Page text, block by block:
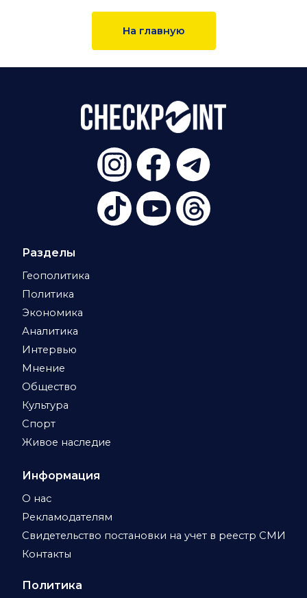
На главную
Разделы
Геополитика
Политика
Экономика
Аналитика
Интервью
Мнение
Общество
Культура
Спорт
Живое наследие
Информация
О нас
Рекламодателям
Свидетельство постановки на учет в реестр СМИ
Контакты
Политика